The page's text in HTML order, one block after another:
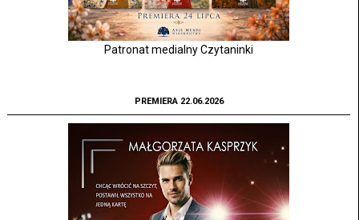
Patronat medialny Czytaninki
PREMIERA 22.06.2026